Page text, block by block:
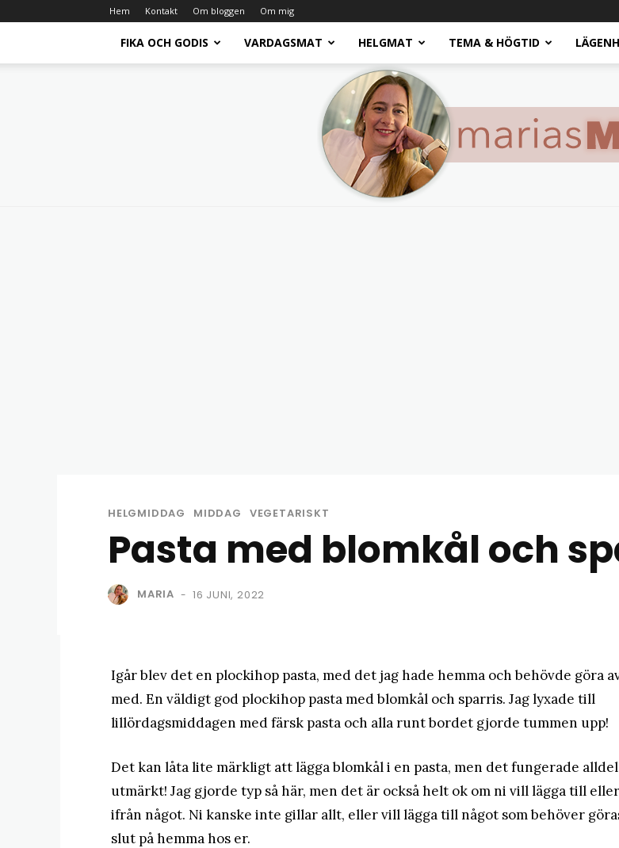
Hem Kontakt Om bloggen Om mig
FIKA OCH GODIS VARDAGSMAT HELGMAT TEMA & HÖGTID
HELGMIDDAG MIDDAG VEGETARISKT
Pasta med blomkål och
MARIA - 16 JUNI, 2022
Igår blev det en plockihop pasta, med det jag hade hemma och behövde göra
med. En väldigt god plockihop pasta med blomkål och sparris. Jag lyxade till
lillördagsmiddagen med färsk pasta och alla runt bordet gjorde tummen upp!
Det kan låta lite märkligt att lägga blomkål i en pasta, men det fungerade
utmärkt! Jag gjorde typ så här, men det är också helt ok om ni vill lägga till
ifrån något. Ni kanske inte gillar allt, eller vill lägga till något som behöver
slut på hemma hos er.